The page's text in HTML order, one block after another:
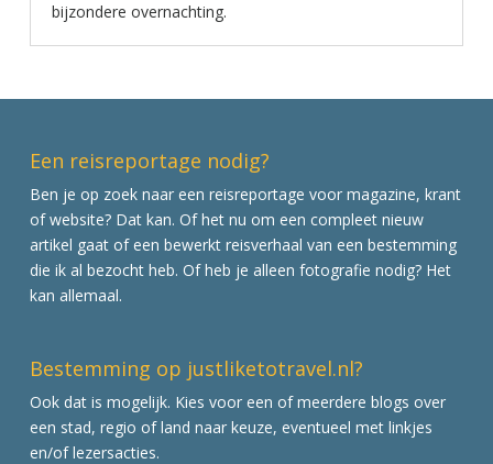
bijzondere overnachting.
Een reisreportage nodig?
Ben je op zoek naar een reisreportage voor magazine, krant
of website? Dat kan. Of het nu om een compleet nieuw
artikel gaat of een bewerkt reisverhaal van een bestemming
die ik al bezocht heb. Of heb je alleen fotografie nodig? Het
kan allemaal.
Bestemming op justliketotravel.nl?
Ook dat is mogelijk. Kies voor een of meerdere blogs over
een stad, regio of land naar keuze, eventueel met linkjes
en/of lezersacties.